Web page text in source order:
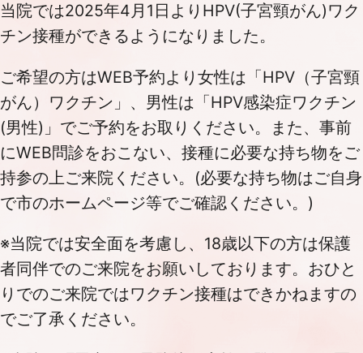
当院では2025年4月1日よりHPV(子宮頸がん)ワク
チン接種ができるようになりました。
ご希望の方はWEB予約より女性は「HPV（子宮頸
がん）ワクチン」、男性は「HPV感染症ワクチン
(男性)」でご予約をお取りください。また、事前
にWEB問診をおこない、接種に必要な持ち物をご
持参の上ご来院ください。(必要な持ち物はご自身
で市のホームページ等でご確認ください。)
※当院では安全面を考慮し、18歳以下の方は保護
者同伴でのご来院をお願いしております。おひと
りでのご来院ではワクチン接種はできかねますの
でご了承ください。